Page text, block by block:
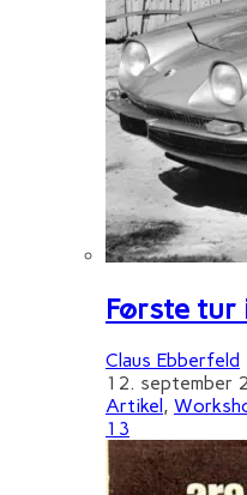
Første tur
Claus Ebberfeld
12. september
Artikel ,
13